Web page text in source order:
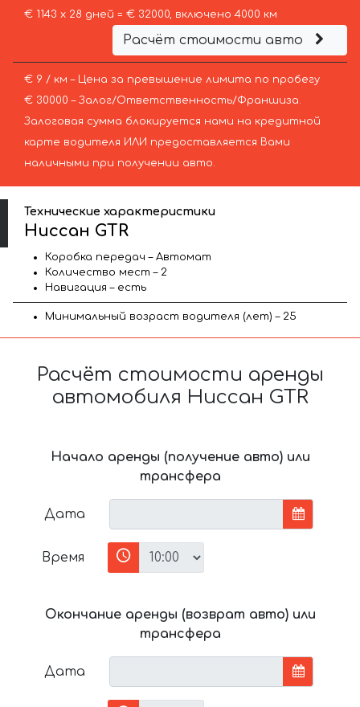
€ 1143 х 28 дней = € 32000, включено 4000 км
Расчёт стоимости авто
€ 9 / км – Цена за превышение лимита по пробегу
€ 30000 – Залог/Ответственность/Франшиза.
Залоговая сумма блокируется нами на кредитной
карте водителя ИЛИ предоставляется Вами
наличными при получении авто.
Технические характеристики
Ниссан GTR
Коробка передач – Автомат
Количество мест – 2
Навигация – есть
Минимальный возраст водителя (лет) – 25
Расчёт стоимости аренды
автомобиля Ниссан GTR
Начало аренды (получение авто) или
трансфера
Дата
Время
Окончание аренды (возврат авто) или
трансфера
Дата